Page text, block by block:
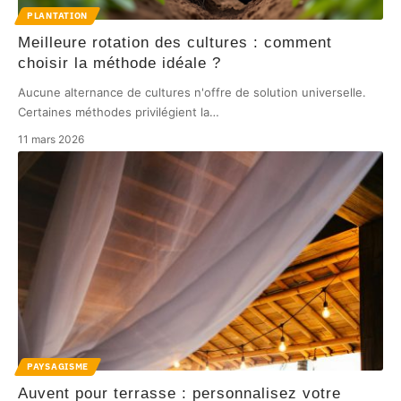
PLANTATION
Meilleure rotation des cultures : comment
choisir la méthode idéale ?
Aucune alternance de cultures n'offre de solution universelle.
Certaines méthodes privilégient la…
11 mars 2026
PAYSAGISME
Auvent pour terrasse : personnalisez votre